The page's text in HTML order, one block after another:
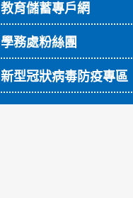
教育儲蓄專戶網
學務處粉絲團
新型冠狀病毒防疫專區